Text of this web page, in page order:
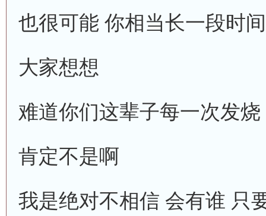
也很可能 你相当长一段时
大家想想
难道你们这辈子每一次发
肯定不是啊
我是绝对不相信 会有谁 只